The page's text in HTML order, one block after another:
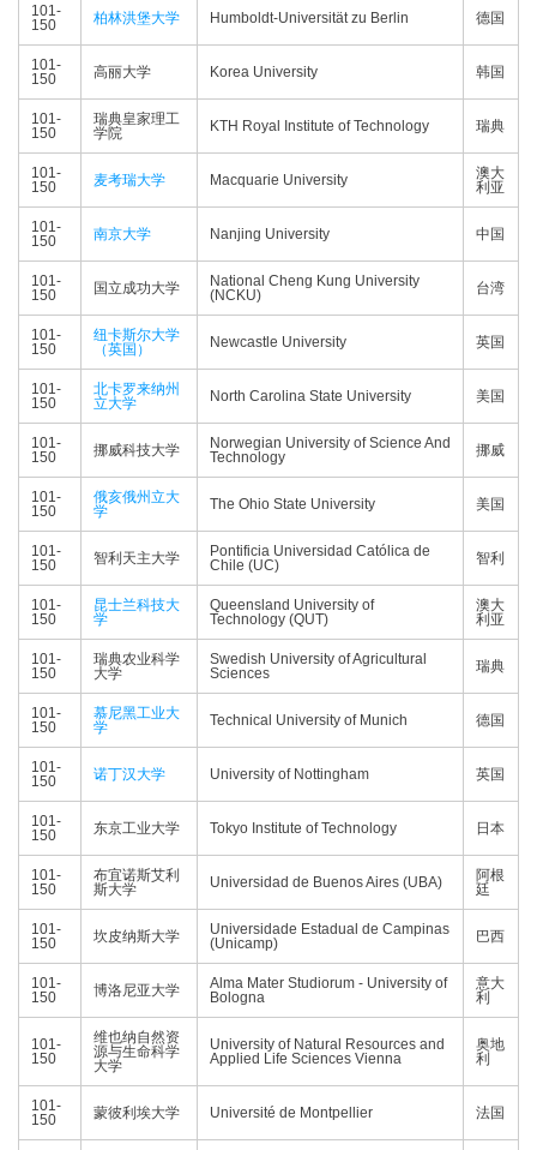
101-
150
柏林洪堡大学 Humboldt-Universität zu Berlin 德国
101-
150
高丽大学 Korea University 韩国
101-
150
瑞典皇家理工
学院
KTH Royal Institute of Technology 瑞典
101-
150
麦考瑞大学 Macquarie University
澳大
利亚
101-
150
南京大学 Nanjing University 中国
101-
150
国立成功大学
National Cheng Kung University
(NCKU)
台湾
101-
150
纽卡斯尔大学
（英国）
Newcastle University 英国
101-
150
北卡罗来纳州
立大学
North Carolina State University 美国
101-
150
挪威科技大学
Norwegian University of Science And
Technology
挪威
101-
150
俄亥俄州立大
学
The Ohio State University 美国
101-
150
智利天主大学
Pontificia Universidad Católica de
Chile (UC)
智利
101-
150
昆士兰科技大
学
Queensland University of
Technology (QUT)
澳大
利亚
101-
150
瑞典农业科学
大学
Swedish University of Agricultural
Sciences
瑞典
101-
150
慕尼黑工业大
学
Technical University of Munich 德国
101-
150
诺丁汉大学 University of Nottingham 英国
101-
150
东京工业大学 Tokyo Institute of Technology 日本
101-
150
布宜诺斯艾利
斯大学
Universidad de Buenos Aires (UBA)
阿根
廷
101-
150
坎皮纳斯大学
Universidade Estadual de Campinas
(Unicamp)
巴西
101-
150
博洛尼亚大学
Alma Mater Studiorum - University of
Bologna
意大
利
101-
150
维也纳自然资
源与生命科学
大学
University of Natural Resources and
Applied Life Sciences Vienna
奥地
利
101-
150
蒙彼利埃大学 Université de Montpellier 法国